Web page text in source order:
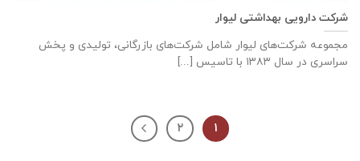
شرکت دارویی بهداشتی لیوار
مجموعه شرکت‌های لیوار شامل شرکت‌های بازرگانی، تولیدی و پخش
سراسری در سال ۱۳۸۳ با تاسیس [...]
۱ ۲